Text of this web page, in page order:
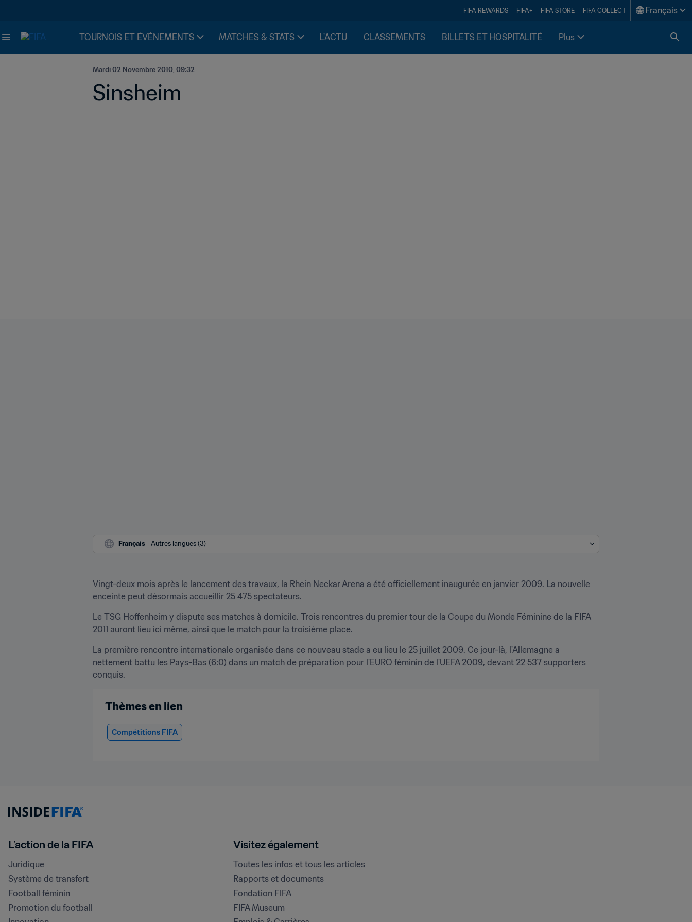
FIFA REWARDS FIFA+ FIFA STORE FIFA COLLECT Français
TOURNOIS ET ÉVÉNEMENTS MATCHES & STATS L'ACTU CLASSEMENTS BILLETS ET HOSPITALITÉ Plus
Mardi 02 Novembre 2010, 09:32
Sinsheim
Français - Autres langues (3)
Vingt-deux mois après le lancement des travaux, la Rhein Neckar Arena a été officiellement inaugurée en janvier 2009. La nouvelle
enceinte peut désormais accueillir 25 475 spectateurs.
Le TSG Hoffenheim y dispute ses matches à domicile. Trois rencontres du premier tour de la Coupe du Monde Féminine de la FIFA
2011 auront lieu ici même, ainsi que le match pour la troisième place.
La première rencontre internationale organisée dans ce nouveau stade a eu lieu le 25 juillet 2009. Ce jour-là, l'Allemagne a
nettement battu les Pays-Bas (6:0) dans un match de préparation pour l'EURO féminin de l'UEFA 2009, devant 22 537 supporters
conquis.
Thèmes en lien
Compétitions FIFA
L’action de la FIFA
Juridique
Système de transfert
Football féminin
Promotion du football
Visitez également
Toutes les infos et tous les articles
Rapports et documents
Fondation FIFA
FIFA Museum